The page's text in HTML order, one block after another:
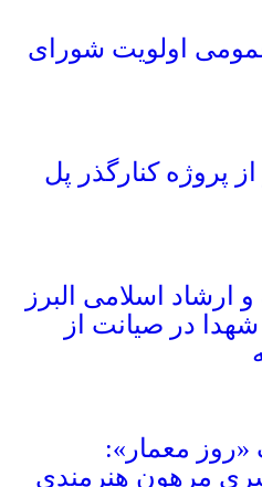
اولویت شورای
از پروژه کنارگذر پل
ارشاد اسلامی البرز
در صیانت از
«روز معمار»:
مرهون هنرمندی